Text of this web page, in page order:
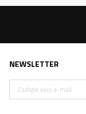
NEWSLETTER